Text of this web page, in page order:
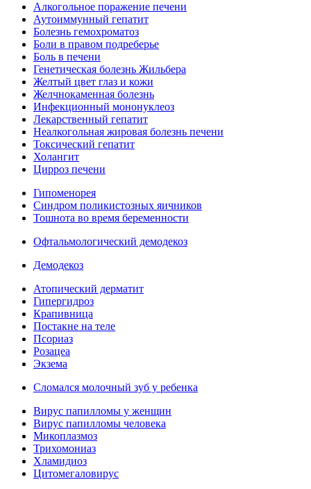
Алкогольное поражение печени
Аутоиммунный гепатит
Болезнь гемохроматоз
Боли в правом подреберье
Боль в печени
Генетическая болезнь Жильбера
Желтый цвет глаз и кожи
Желчнокаменная болезнь
Инфекционный мононуклеоз
Лекарственный гепатит
Неалкогольная жировая болезнь печени
Токсический гепатит
Холангит
Цирроз печени
Гипоменорея
Синдром поликистозных яичников
Тошнота во время беременности
Офтальмологический демодекоз
Демодекоз
Атопический дерматит
Гипергидроз
Крапивница
Постакне на теле
Псориаз
Розацеа
Экзема
Сломался молочный зуб у ребенка
Вирус папилломы у женщин
Вирус папилломы человека
Микоплазмоз
Трихомониаз
Хламидиоз
Цитомегаловирус